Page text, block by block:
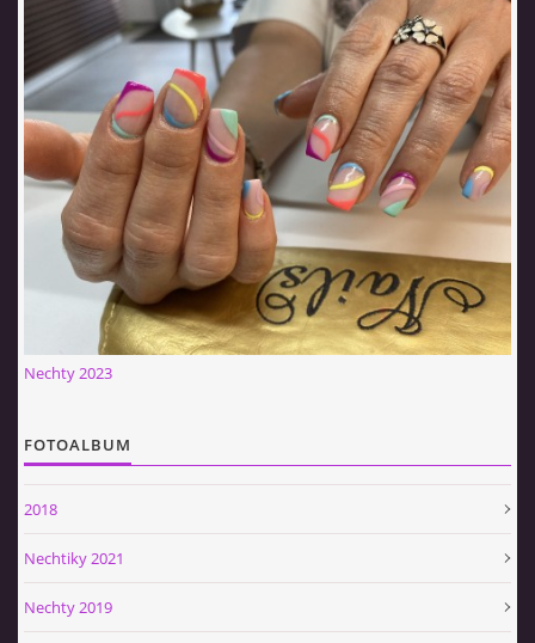
Nechty 2023
FOTOALBUM
2018
Nechtiky 2021
Nechty 2019